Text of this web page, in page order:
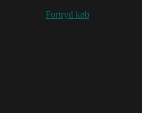
Fortryd køb